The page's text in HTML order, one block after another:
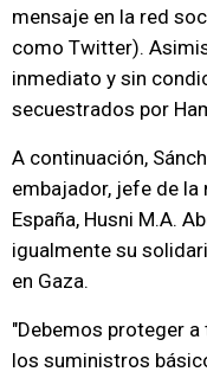
mensaje en la red
como Twitter).
inmediato y sin
secuestrados por
A continuación,
embajador, jefe de
España, Husni M.A.
igualmente su
en Gaza.
"Debemos proteger
los suministros